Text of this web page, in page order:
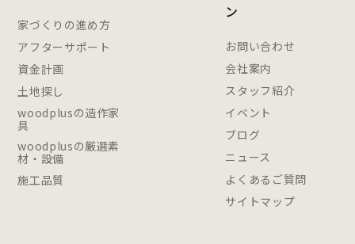
家づくりの進め方
アフターサポート
資金計画
土地探し
woodplusの造作家
具
woodplusの厳選素
材・設備
施工品質
ン
お問い合わせ
会社案内
スタッフ紹介
イベント
ブログ
ニュース
よくあるご質問
サイトマップ